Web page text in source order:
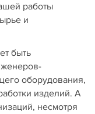
работы
и
быть
оборудования,
изделий. А
несмотря